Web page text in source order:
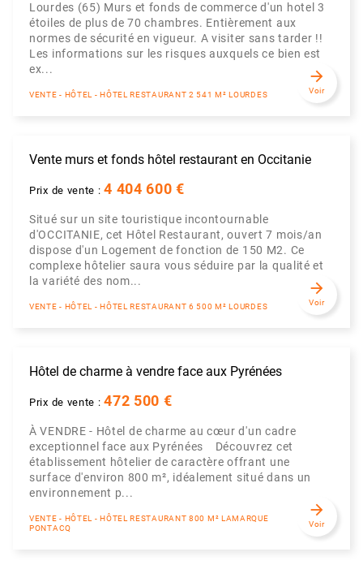
Lourdes (65) Murs et fonds de commerce d'un hotel 3
étoiles de plus de 70 chambres. Entièrement aux
normes de sécurité en vigueur. A visiter sans tarder !!
Les informations sur les risques auxquels ce bien est
ex...
VENTE - HÔTEL - HÔTEL RESTAURANT 2 541 M² LOURDES
arrow_forward
Voir
Vente murs et fonds hôtel restaurant en Occitanie
Prix de vente :4 404 600 €
Situé sur un site touristique incontournable
d'OCCITANIE, cet Hôtel Restaurant, ouvert 7 mois/an
dispose d'un Logement de fonction de 150 M2. Ce
complexe hôtelier saura vous séduire par la qualité et
la variété des nom...
VENTE - HÔTEL - HÔTEL RESTAURANT 6 500 M² LOURDES
arrow_forward
Voir
Hôtel de charme à vendre face aux Pyrénées
Prix de vente :472 500 €
À VENDRE - Hôtel de charme au cœur d'un cadre
exceptionnel face aux Pyrénées Découvrez cet
établissement hôtelier de caractère offrant une
surface d'environ 800 m², idéalement situé dans un
environnement p...
VENTE - HÔTEL - HÔTEL RESTAURANT 800 M² LAMARQUE
PONTACQ
arrow_forward
Voir